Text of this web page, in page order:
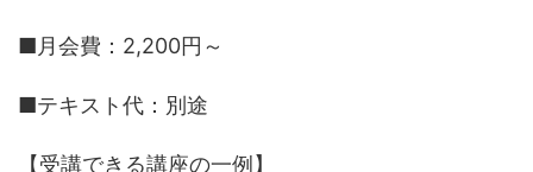
■月会費：2,200円～
■テキスト代：別途
【受講できる講座の一例】